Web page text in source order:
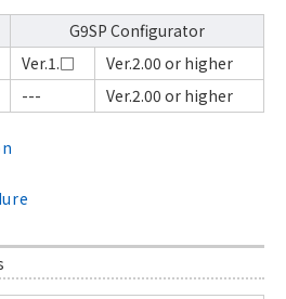
G9SP Configurator
Ver.1.□
Ver.2.00 or higher
--- Ver.2.00 or higher